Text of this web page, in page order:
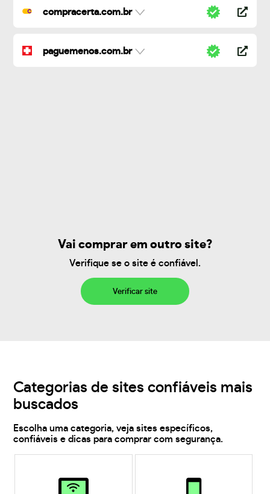
compracerta.com.br
paguemenos.com.br
Vai comprar em outro site?
Verifique se o site é confiável.
Verificar site
Categorias de sites confiáveis mais
buscados
Escolha uma categoria, veja sites específicos,
confiáveis e dicas para comprar com segurança.